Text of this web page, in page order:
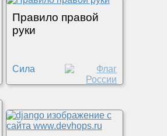
Правило правой
руки
Сила